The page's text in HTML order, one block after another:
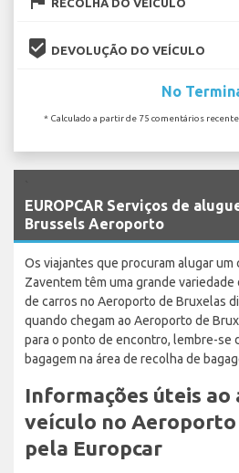
beenhere DEVOLUÇÃO DO VEÍCULO
No
* Calculado a partir de 75 comentários
EUROPCAR Serviços de
Brussels Aeroporto
Os viajantes que procuram alugar
Zaventem têm uma grande
de carros no Aeroporto de Bruxelas
quando chegam ao Aeroporto de
para o ponto de encontro, lembre-se
bagagem na área de recolha de
Informações úteis ao
veículo no Aeroporto
pela Europcar